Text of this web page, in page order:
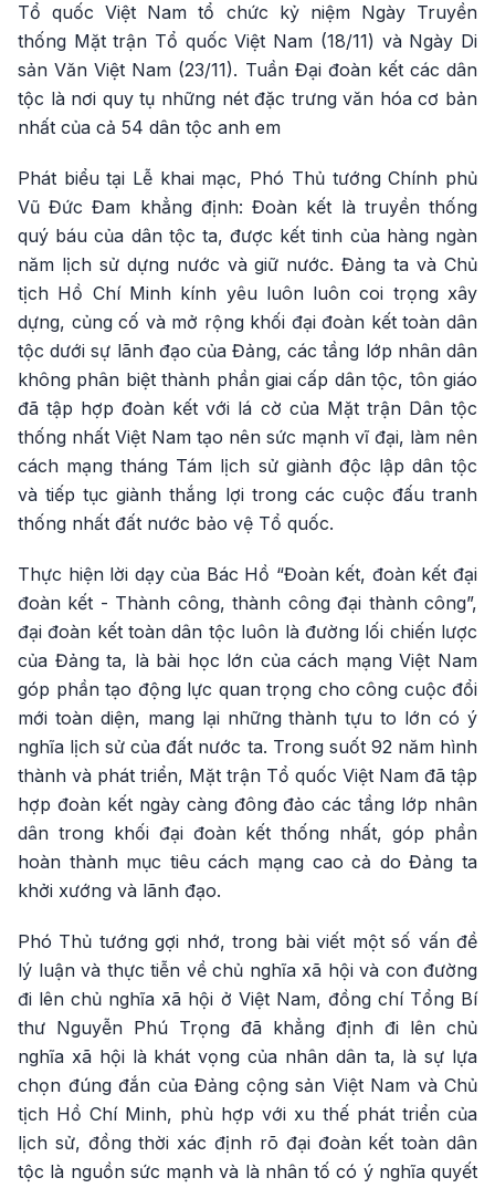
Tổ quốc Việt Nam tổ chức kỷ niệm Ngày Truyền
thống Mặt trận Tổ quốc Việt Nam (18/11) và Ngày Di
sản Văn Việt Nam (23/11). Tuần Đại đoàn kết các dân
tộc là nơi quy tụ những nét đặc trưng văn hóa cơ bản
nhất của cả 54 dân tộc anh em
Phát biểu tại Lễ khai mạc, Phó Thủ tướng Chính phủ
Vũ Đức Đam khẳng định: Đoàn kết là truyền thống
quý báu của dân tộc ta, được kết tinh của hàng ngàn
năm lịch sử dựng nước và giữ nước. Đảng ta và Chủ
tịch Hồ Chí Minh kính yêu luôn luôn coi trọng xây
dựng, củng cố và mở rộng khối đại đoàn kết toàn dân
tộc dưới sự lãnh đạo của Đảng, các tầng lớp nhân dân
không phân biệt thành phần giai cấp dân tộc, tôn giáo
đã tập hợp đoàn kết với lá cờ của Mặt trận Dân tộc
thống nhất Việt Nam tạo nên sức mạnh vĩ đại, làm nên
cách mạng tháng Tám lịch sử giành độc lập dân tộc
và tiếp tục giành thắng lợi trong các cuộc đấu tranh
thống nhất đất nước bảo vệ Tổ quốc.
Thực hiện lời dạy của Bác Hồ “Đoàn kết, đoàn kết đại
đoàn kết - Thành công, thành công đại thành công”,
đại đoàn kết toàn dân tộc luôn là đường lối chiến lược
của Đảng ta, là bài học lớn của cách mạng Việt Nam
góp phần tạo động lực quan trọng cho công cuộc đổi
mới toàn diện, mang lại những thành tựu to lớn có ý
nghĩa lịch sử của đất nước ta. Trong suốt 92 năm hình
thành và phát triển, Mặt trận Tổ quốc Việt Nam đã tập
hợp đoàn kết ngày càng đông đảo các tầng lớp nhân
dân trong khối đại đoàn kết thống nhất, góp phần
hoàn thành mục tiêu cách mạng cao cả do Đảng ta
khởi xướng và lãnh đạo.
Phó Thủ tướng gợi nhớ, trong bài viết một số vấn đề
lý luận và thực tiễn về chủ nghĩa xã hội và con đường
đi lên chủ nghĩa xã hội ở Việt Nam, đồng chí Tổng Bí
thư Nguyễn Phú Trọng đã khẳng định đi lên chủ
nghĩa xã hội là khát vọng của nhân dân ta, là sự lựa
chọn đúng đắn của Đảng cộng sản Việt Nam và Chủ
tịch Hồ Chí Minh, phù hợp với xu thế phát triển của
lịch sử, đồng thời xác định rõ đại đoàn kết toàn dân
tộc là nguồn sức mạnh và là nhân tố có ý nghĩa quyết